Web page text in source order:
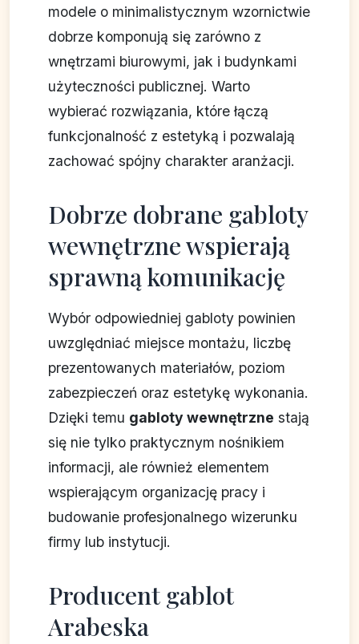
modele o minimalistycznym wzornictwie
dobrze komponują się zarówno z
wnętrzami biurowymi, jak i budynkami
użyteczności publicznej. Warto
wybierać rozwiązania, które łączą
funkcjonalność z estetyką i pozwalają
zachować spójny charakter aranżacji.
Dobrze dobrane gabloty
wewnętrzne wspierają
sprawną komunikację
Wybór odpowiedniej gabloty powinien
uwzględniać miejsce montażu, liczbę
prezentowanych materiałów, poziom
zabezpieczeń oraz estetykę wykonania.
Dzięki temu gabloty wewnętrzne stają
się nie tylko praktycznym nośnikiem
informacji, ale również elementem
wspierającym organizację pracy i
budowanie profesjonalnego wizerunku
firmy lub instytucji.
Producent gablot
Arabeska